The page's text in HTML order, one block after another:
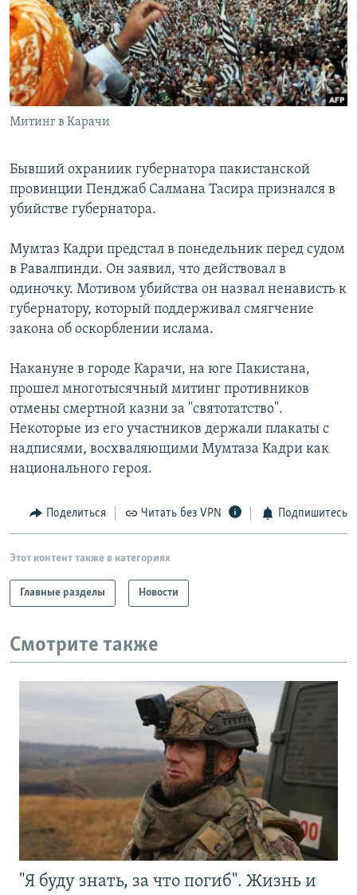
РАСПИСАНИЕ ВЕЩАНИЯ
ПОДПИШИТЕСЬ НА РАССЫЛКУ
СОЦИАЛЬНЫЕ СЕТИ
Все сайты РСЕ/РС
Митинг в Карачи
Бывший охраниик губернатора пакистанской
провинции Пенджаб Салмана Тасира признался в
убийстве губернатора.
Мумтаз Кадри предстал в понедельник перед судом
в Равалпинди. Он заявил, что действовал в
одиночку. Мотивом убийства он назвал ненависть к
губернатору, который поддерживал смягчение
закона об оскорблении ислама.
Накануне в городе Карачи, на юге Пакистана,
прошел многотысячный митинг противников
отмены смертной казни за "святотатство".
Некоторые из его участников держали плакаты с
надписями, восхваляющими Мумтаза Кадри как
национального героя.
Поделиться Читать без VPN Подпишитесь
Этот контент также в категориях
Главные разделы Новости
Смотрите также
"Я буду знать, за что погиб". Жизнь и